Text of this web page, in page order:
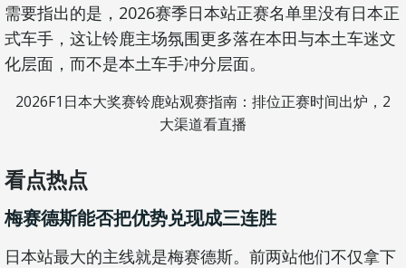
需要指出的是，2026赛季日本站正赛名单里没有日本正
式车手，这让铃鹿主场氛围更多落在本田与本土车迷文
化层面，而不是本土车手冲分层面。
2026F1日本大奖赛铃鹿站观赛指南：排位正赛时间出炉，2
大渠道看直播
看点热点
梅赛德斯能否把优势兑现成三连胜
日本站最大的主线就是梅赛德斯。前两站他们不仅拿下